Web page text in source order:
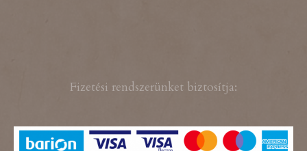
Fizetési rendszerünket biztosítja: